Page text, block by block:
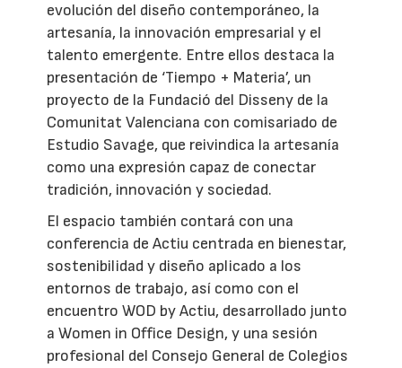
evolución del diseño contemporáneo, la
artesanía, la innovación empresarial y el
talento emergente. Entre ellos destaca la
presentación de ‘Tiempo + Materia’, un
proyecto de la Fundació del Disseny de la
Comunitat Valenciana con comisariado de
Estudio Savage, que reivindica la artesanía
como una expresión capaz de conectar
tradición, innovación y sociedad.
El espacio también contará con una
conferencia de Actiu centrada en bienestar,
sostenibilidad y diseño aplicado a los
entornos de trabajo, así como con el
encuentro WOD by Actiu, desarrollado junto
a Women in Office Design, y una sesión
profesional del Consejo General de Colegios